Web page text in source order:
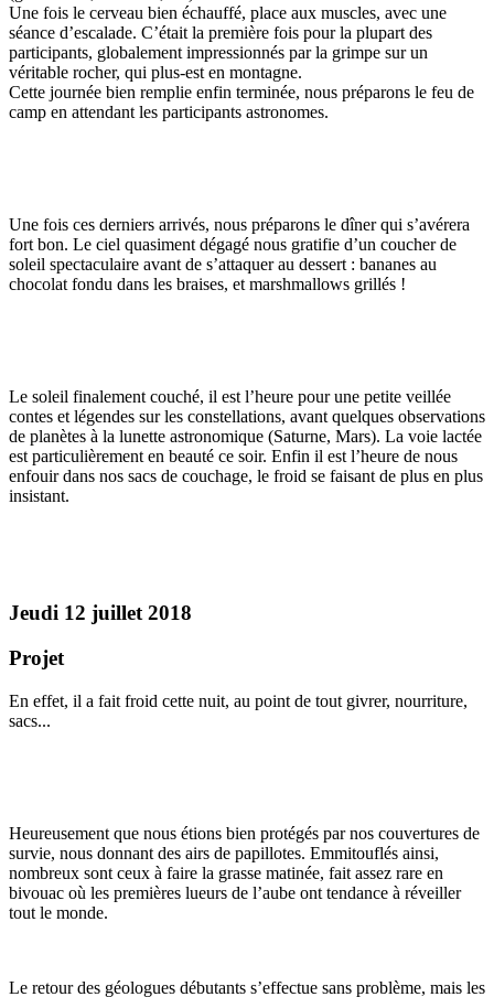
Une fois le cerveau bien échauffé, place aux muscles, avec une
séance d’escalade. C’était la première fois pour la plupart des
participants, globalement impressionnés par la grimpe sur un
véritable rocher, qui plus-est en montagne.
Cette journée bien remplie enfin terminée, nous préparons le feu de
camp en attendant les participants astronomes.
Une fois ces derniers arrivés, nous préparons le dîner qui s’avérera
fort bon. Le ciel quasiment dégagé nous gratifie d’un coucher de
soleil spectaculaire avant de s’attaquer au dessert : bananes au
chocolat fondu dans les braises, et marshmallows grillés !
Le soleil finalement couché, il est l’heure pour une petite veillée
contes et légendes sur les constellations, avant quelques observations
de planètes à la lunette astronomique (Saturne, Mars). La voie lactée
est particulièrement en beauté ce soir. Enfin il est l’heure de nous
enfouir dans nos sacs de couchage, le froid se faisant de plus en plus
insistant.
Jeudi 12 juillet 2018
Projet
En effet, il a fait froid cette nuit, au point de tout givrer, nourriture,
sacs...
Heureusement que nous étions bien protégés par nos couvertures de
survie, nous donnant des airs de papillotes. Emmitouflés ainsi,
nombreux sont ceux à faire la grasse matinée, fait assez rare en
bivouac où les premières lueurs de l’aube ont tendance à réveiller
tout le monde.
Le retour des géologues débutants s’effectue sans problème, mais les